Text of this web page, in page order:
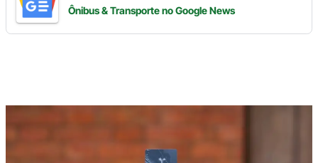
Ônibus & Transporteno Google News
Digite
o